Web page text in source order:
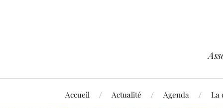
Accueil Actualité Agenda La